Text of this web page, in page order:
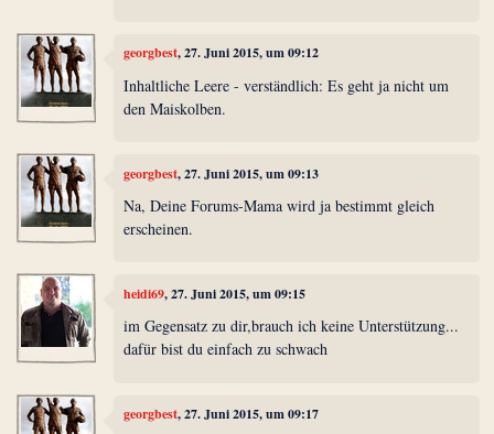
georgbest, 27. Juni 2015, um 09:12
Inhaltliche Leere - verständlich: Es geht ja nicht um
den Maiskolben.
georgbest, 27. Juni 2015, um 09:13
Na, Deine Forums-Mama wird ja bestimmt gleich
erscheinen.
heidi69, 27. Juni 2015, um 09:15
im Gegensatz zu dir,brauch ich keine Unterstützung...
dafür bist du einfach zu schwach
georgbest, 27. Juni 2015, um 09:17